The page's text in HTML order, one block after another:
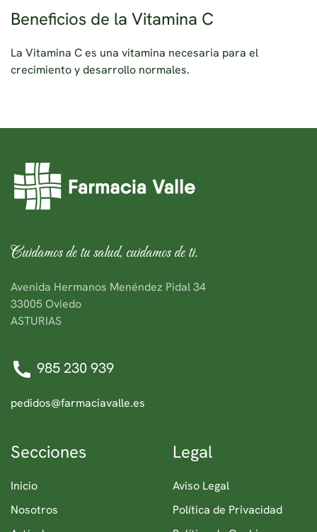
Beneficios de la Vitamina C
La Vitamina C es una vitamina necesaria para el
crecimiento y desarrollo normales.
Cuidamos de tu salud, cuidamos de ti.
Avenida Hermanos Menéndez Pidal 34
33005 Oviedo
ASTURIAS
985 230 939
pedidos@farmaciavalle.es
Secciones
Inicio
Nosotros
Legal
Aviso Legal
Política de Privacidad